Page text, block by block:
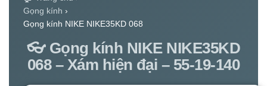
Gọng kính ›
Gọng kính NIKE NIKE35KD 068
👓 Gọng kính NIKE NIKE35KD
068 – Xám hiện đại – 55-19-140